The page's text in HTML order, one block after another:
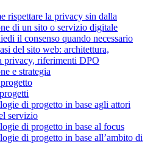
rispettare la privacy sin dalla
di un sito o servizio digitale
il consenso quando necessario
del sito web: architettura,
privacy, riferimenti DPO
e strategia
di progetto in base agli attori
servizio
di progetto in base al focus
di progetto in base all’ambito di